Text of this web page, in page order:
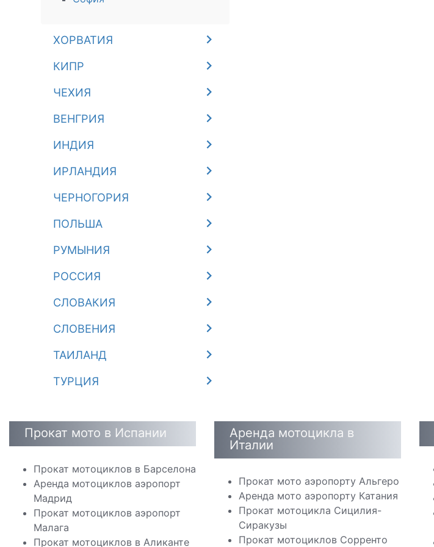
ХОРВАТИЯ
КИПР
ЧЕХИЯ
ВЕНГРИЯ
ИНДИЯ
ИРЛАНДИЯ
ЧЕРНОГОРИЯ
ПОЛЬША
РУМЫНИЯ
РОССИЯ
СЛОВАКИЯ
СЛОВЕНИЯ
ТАИЛАНД
ТУРЦИЯ
Прокат мото в Испании
Прокат мотоциклов в Барселона
Аренда мотоциклов аэропорт
Мадрид
Прокат мотоциклов аэропорт
Малага
Прокат мотоциклов в Аликанте
Аренда мотоцикла в
Италии
Прокат мото аэропорту Альгеро
Аренда мото аэропорту Катания
Прокат мотоцикла Сицилия-
Сиракузы
Прокат мотоциклов Сорренто